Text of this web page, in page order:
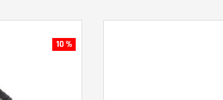
10 %